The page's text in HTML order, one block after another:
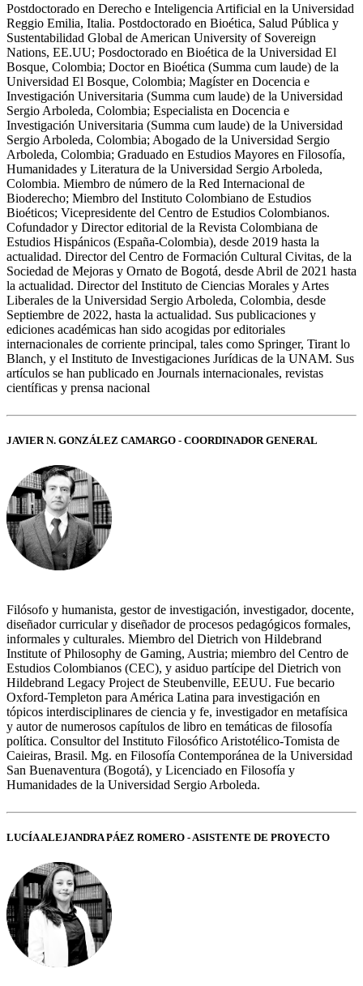
Postdoctorado en Derecho e Inteligencia Artificial en la Universidad
Reggio Emilia, Italia. Postdoctorado en Bioética, Salud Pública y
Sustentabilidad Global de American University of Sovereign
Nations, EE.UU; Posdoctorado en Bioética de la Universidad El
Bosque, Colombia; Doctor en Bioética (Summa cum laude) de la
Universidad El Bosque, Colombia; Magíster en Docencia e
Investigación Universitaria (Summa cum laude) de la Universidad
Sergio Arboleda, Colombia; Especialista en Docencia e
Investigación Universitaria (Summa cum laude) de la Universidad
Sergio Arboleda, Colombia; Abogado de la Universidad Sergio
Arboleda, Colombia; Graduado en Estudios Mayores en Filosofía,
Humanidades y Literatura de la Universidad Sergio Arboleda,
Colombia. Miembro de número de la Red Internacional de
Bioderecho; Miembro del Instituto Colombiano de Estudios
Bioéticos; Vicepresidente del Centro de Estudios Colombianos.
Cofundador y Director editorial de la Revista Colombiana de
Estudios Hispánicos (España-Colombia), desde 2019 hasta la
actualidad. Director del Centro de Formación Cultural Civitas, de la
Sociedad de Mejoras y Ornato de Bogotá, desde Abril de 2021 hasta
la actualidad. Director del Instituto de Ciencias Morales y Artes
Liberales de la Universidad Sergio Arboleda, Colombia, desde
Septiembre de 2022, hasta la actualidad. Sus publicaciones y
ediciones académicas han sido acogidas por editoriales
internacionales de corriente principal, tales como Springer, Tirant lo
Blanch, y el Instituto de Investigaciones Jurídicas de la UNAM. Sus
artículos se han publicado en Journals internacionales, revistas
científicas y prensa nacional
JAVIER N. GONZÁLEZ CAMARGO - COORDINADOR GENERAL
Filósofo y humanista, gestor de investigación, investigador, docente,
diseñador curricular y diseñador de procesos pedagógicos formales,
informales y culturales. Miembro del Dietrich von Hildebrand
Institute of Philosophy de Gaming, Austria; miembro del Centro de
Estudios Colombianos (CEC), y asiduo partícipe del Dietrich von
Hildebrand Legacy Project de Steubenville, EEUU. Fue becario
Oxford-Templeton para América Latina para investigación en
tópicos interdisciplinares de ciencia y fe, investigador en metafísica
y autor de numerosos capítulos de libro en temáticas de filosofía
política. Consultor del Instituto Filosófico Aristotélico-Tomista de
Caieiras, Brasil. Mg. en Filosofía Contemporánea de la Universidad
San Buenaventura (Bogotá), y Licenciado en Filosofía y
Humanidades de la Universidad Sergio Arboleda.
LUCÍA ALEJANDRA PÁEZ ROMERO - ASISTENTE DE PROYECTO